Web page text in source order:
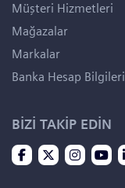
Müşteri Hizmetleri
Mağazalar
Markalar
Banka Hesap Bilgileri
BİZİ TAKİP EDİN